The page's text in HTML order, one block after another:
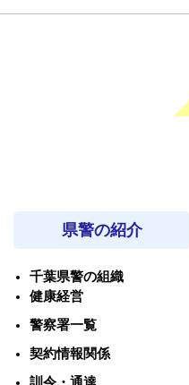
県警の紹介
千葉県警の組織
健康経営
警察署一覧
契約情報関係
訓令・通達